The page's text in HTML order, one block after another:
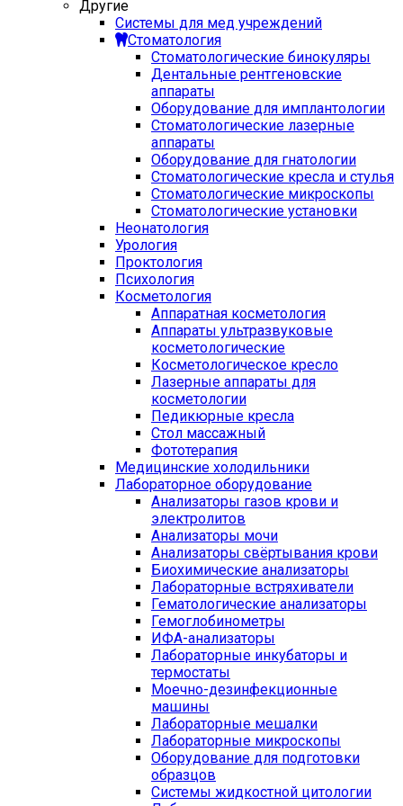
Другие
Системы для мед учреждений
Стоматология
Стоматологические бинокуляры
Дентальные рентгеновские
аппараты
Оборудование для имплантологии
Стоматологические лазерные
аппараты
Оборудование для гнатологии
Стоматологические кресла и стулья
Стоматологические микроскопы
Стоматологические установки
Неонатология
Урология
Проктология
Психология
Косметология
Аппаратная косметология
Аппараты ультразвуковые
косметологические
Косметологическое кресло
Лазерные аппараты для
косметологии
Педикюрные кресла
Стол массажный
Фототерапия
Медицинские холодильники
Лабораторное оборудование
Анализаторы газов крови и
электролитов
Анализаторы мочи
Анализаторы свёртывания крови
Биохимические анализаторы
Лабораторные встряхиватели
Гематологические анализаторы
Гемоглобинометры
ИФА-анализаторы
Лабораторные инкубаторы и
термостаты
Моечно-дезинфекционные
машины
Лабораторные мешалки
Лабораторные микроскопы
Оборудование для подготовки
образцов
Системы жидкостной цитологии